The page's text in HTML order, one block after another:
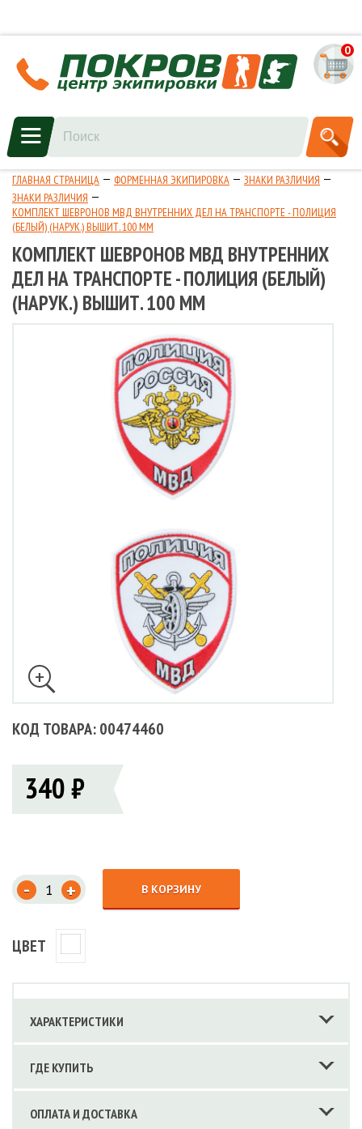
0
ГЛАВНАЯ СТРАНИЦА ФОРМЕННАЯ ЭКИПИРОВКА
ЗНАКИ РАЗЛИЧИЯ
ЗНАКИ РАЗЛИЧИЯ
КОМПЛЕКТ ШЕВРОНОВ МВД ВНУТРЕННИХ ДЕЛ НА ТРАНСПОРТЕ - ПОЛИЦИЯ
(БЕЛЫЙ) (НАРУК.) ВЫШИТ. 100 ММ
КОМПЛЕКТ ШЕВРОНОВ МВД ВНУТРЕННИХ
ДЕЛ НА ТРАНСПОРТЕ - ПОЛИЦИЯ (БЕЛЫЙ)
(НАРУК.) ВЫШИТ. 100 ММ
КОД ТОВАРА: 00474460
340 ₽
- + В КОРЗИНУ
ЦВЕТ
ХАРАКТЕРИСТИКИ
ГДЕ КУПИТЬ
ОПЛАТА И ДОСТАВКА